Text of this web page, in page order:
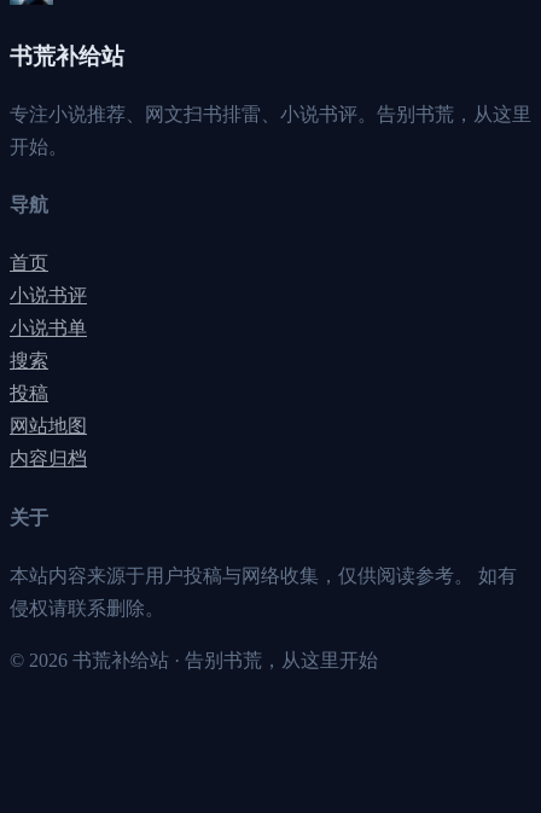
书荒补给站
专注小说推荐、网文扫书排雷、小说书评。告别书荒，从这里
开始。
导航
首页
小说书评
小说书单
搜索
投稿
网站地图
内容归档
关于
本站内容来源于用户投稿与网络收集，仅供阅读参考。 如有
侵权请联系删除。
© 2026 书荒补给站 · 告别书荒，从这里开始